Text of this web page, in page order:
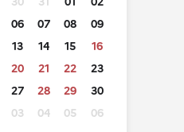
06 07 08
09
13 14 15
16
20 21 22
23
27 28 29
30
03 04 05 06